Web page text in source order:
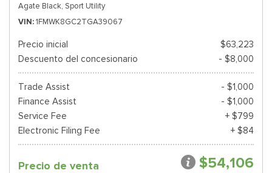
Agate Black, Sport Utility
VIN 1FMWK8GC2TGA39067
Precio inicial
$63,223
Descuento del concesionario
- $8,000
Trade Assist
- $1,000
Finance Assist
- $1,000
Service Fee
+ $799
Electronic Filing Fee
+ $84
Precio de venta $54,106